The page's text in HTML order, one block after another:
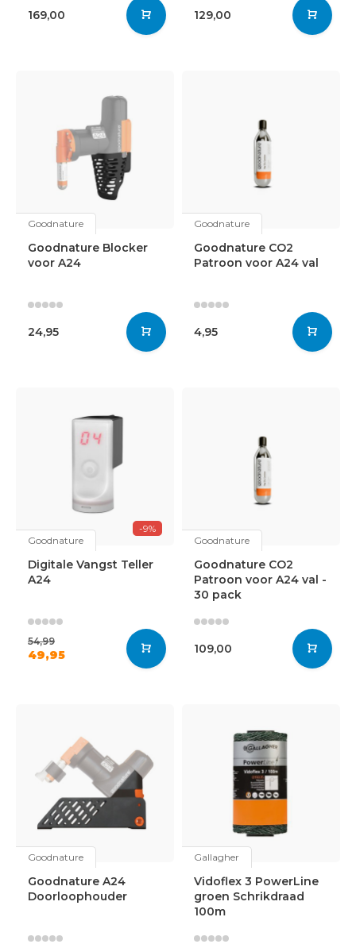
169,00 129,00
Goodnature
Goodnature Blocker
voor A24
24,95
Goodnature
Goodnature CO2
Patroon voor A24 val
4,95
-9%
Goodnature
Digitale Vangst Teller
A24
54,99
49,95
Goodnature
Goodnature CO2
Patroon voor A24 val -
30 pack
109,00
Goodnature
Goodnature A24
Doorloophouder
Gallagher
Vidoflex 3 PowerLine
groen Schrikdraad
100m